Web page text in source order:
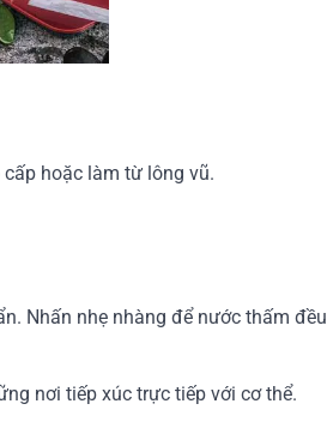
hoặc làm từ lông vũ.
Nhấn nhẹ nhàng để nước thấm đều
nơi tiếp xúc trực tiếp với cơ thể.